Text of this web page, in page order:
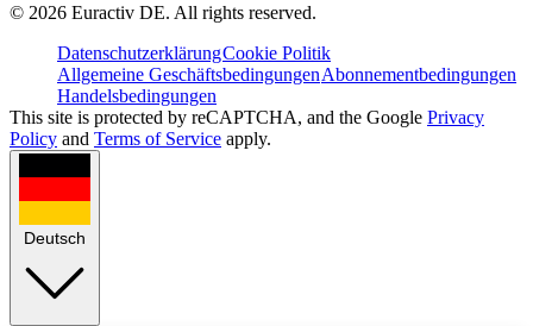
© 2026 Euractiv DE. All rights reserved.
DatenschutzerklärungCookie Politik
Allgemeine GeschäftsbedingungenAbonnementbedingungen
Handelsbedingungen
This site is protected by reCAPTCHA, and the Google Privacy
Policy and Terms of Service apply.
Deutsch